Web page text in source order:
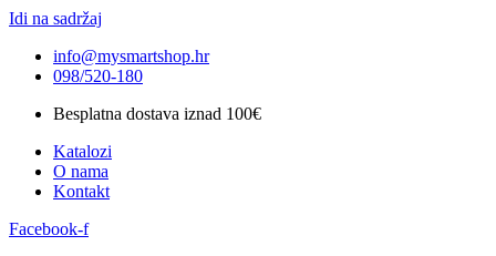
Idi na sadržaj
info@mysmartshop.hr
098/520-180
Besplatna dostava iznad 100€
Katalozi
O nama
Kontakt
Facebook-f